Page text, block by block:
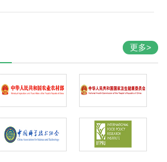
更多>